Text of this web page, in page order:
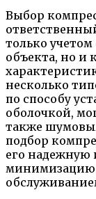
Выбор
только
объекта, но и
несколько
по способу
оболочкой,
также
подбор
его надежную
минимизацию